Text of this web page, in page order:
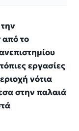
την
το
εργασίες
νότια
στην παλαιά